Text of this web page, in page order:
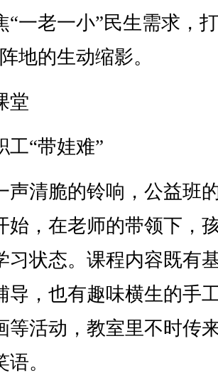
“一老一小”民生需求，
地的生动缩影。
“带娃难”
清脆的铃响，公益班
始，在老师的带领下，
习状态。课程内容既有
导，也有趣味横生的手
等活动，教室里不时传
。